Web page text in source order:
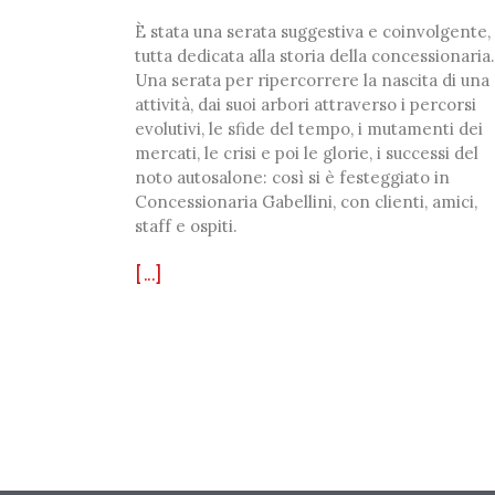
È stata una serata suggestiva e coinvolgente,
tutta dedicata alla storia della concessionaria.
Una serata per ripercorrere la nascita di una
attività, dai suoi arbori attraverso i percorsi
evolutivi, le sfide del tempo, i mutamenti dei
mercati, le crisi e poi le glorie, i successi del
noto autosalone: così si è festeggiato in
Concessionaria Gabellini, con clienti, amici,
staff e ospiti.
[...]